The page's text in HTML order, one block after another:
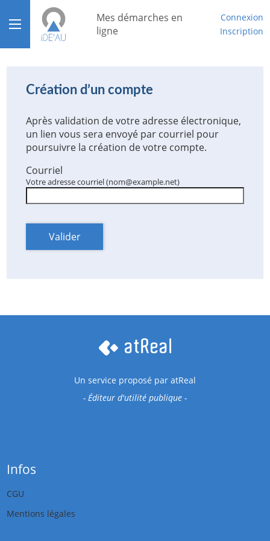
Mes démarches en
ligne
Connexion
Inscription
Ouvrir le menu
Aide
Mon tableau de bord
Création d’un compte
Après validation de votre adresse électronique,
un lien vous sera envoyé par courriel pour
poursuivre la création de votre compte.
Courriel
Votre adresse courriel (nom@example.net)
Valider
Un service proposé par atReal
- Éditeur d'utilité publique -
Infos
CGU
Mentions légales